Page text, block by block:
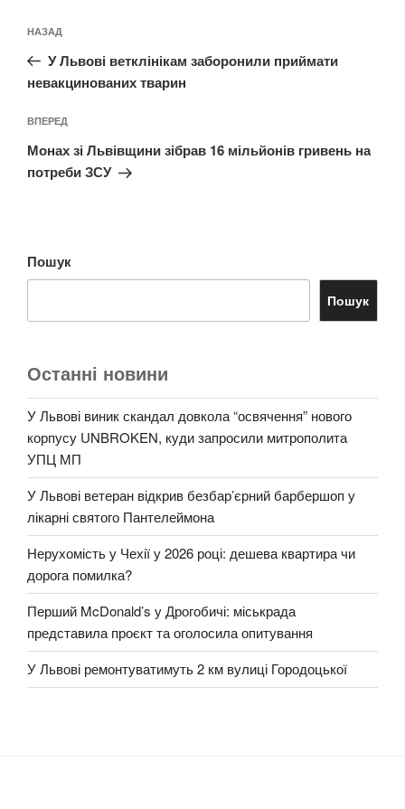
записів
Попередній
запис:
НАЗАД
У Львові ветклінікам заборонили приймати
невакцинованих тварин
Наступний
запис
ВПЕРЕД
Монах зі Львівщини зібрав 16 мільйонів гривень на
потреби ЗСУ
Пошук
Пошук
Останні новини
У Львові виник скандал довкола “освячення” нового
корпусу UNBROKEN, куди запросили митрополита
УПЦ МП
У Львові ветеран відкрив безбар’єрний барбершоп у
лікарні святого Пантелеймона
Нерухомість у Чехії у 2026 році: дешева квартира чи
дорога помилка?
Перший McDonald’s у Дрогобичі: міськрада
представила проєкт та оголосила опитування
У Львові ремонтуватимуть 2 км вулиці Городоцької